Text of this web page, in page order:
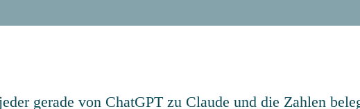
gerade von ChatGPT zu Claude und die Zahlen